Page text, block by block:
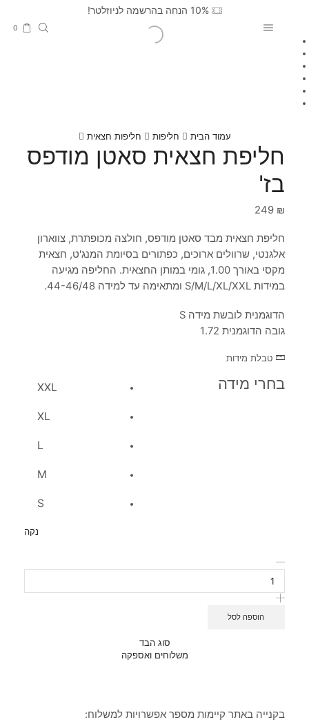
10% הנחה בהרשמה לניוזלטר!
0
עמוד הבית חליפות חליפות חצאית
חליפת חצאית סאטן מודפס
בז'
249 ₪
חליפת חצאית מבד סאטן מודפס, חולצה מכופתרת, צווארון
אלגנטי, שרוולים ארוכים, כפתורים בסיומת המנג'ט, חצאית
מקסי באורך 1.00, גומי במותן החצאית. החליפה מגיעה
במידות S/M/L/XL/XXL ומתאימה עד למידה 44-46/48.
הדוגמנית לובשת מידה S
גובה הדוגמנית 1.72
טבלת מידות
בחרי מידה XXL
XL
L
M
S
נקה
הוספה לסל
סוג הבד
משלוחים ואספקה
בקנייה באתר קיימות מספר אפשרויות למשלוח: